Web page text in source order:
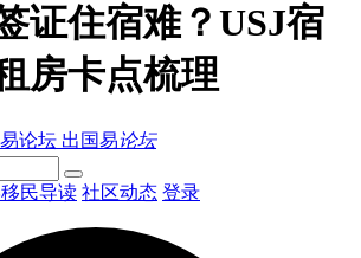
证住宿难？USJ宿
房卡点梳理
出国易论坛
民导读 社区动态 登录